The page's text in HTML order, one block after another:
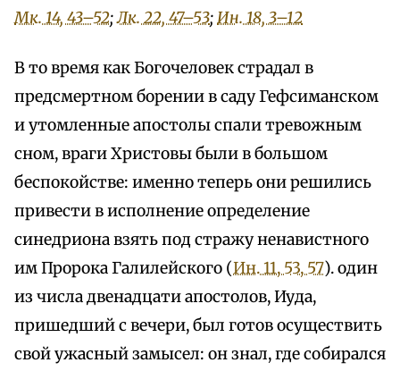
Мк. 14, 43–52;Лк. 22, 47–53;Ин. 18, 3–12
В то время как Богочеловек страдал в
предсмертном борении в саду Гефсиманском
и утомленные апостолы спали тревожным
сном, враги Христовы были в большом
беспокойстве: именно теперь они решились
привести в исполнение определение
синедриона взять под стражу ненавистного
им Пророка Галилейского (Ин. 11, 53, 57). один
из числа двенадцати апостолов, Иуда,
пришедший с вечери, был готов осуществить
свой ужасный замысел: он знал, где собирался